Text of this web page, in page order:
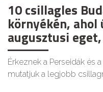
10 csillagles
környékén,
augusztusi
Érkeznek a Perseidák és
mutatjuk a legjobb